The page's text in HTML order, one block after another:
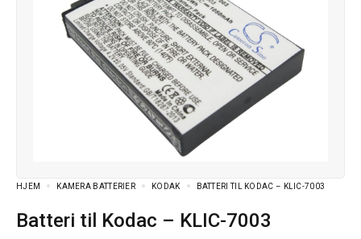
HJEM KAMERA BATTERIER KODAK BATTERI TIL KODAC – KLIC-7003
Batteri til Kodac – KLIC-7003